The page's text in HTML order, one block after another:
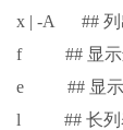
x | -A ## 列
f ## 显示
e ## 显示进
l ## 长列表